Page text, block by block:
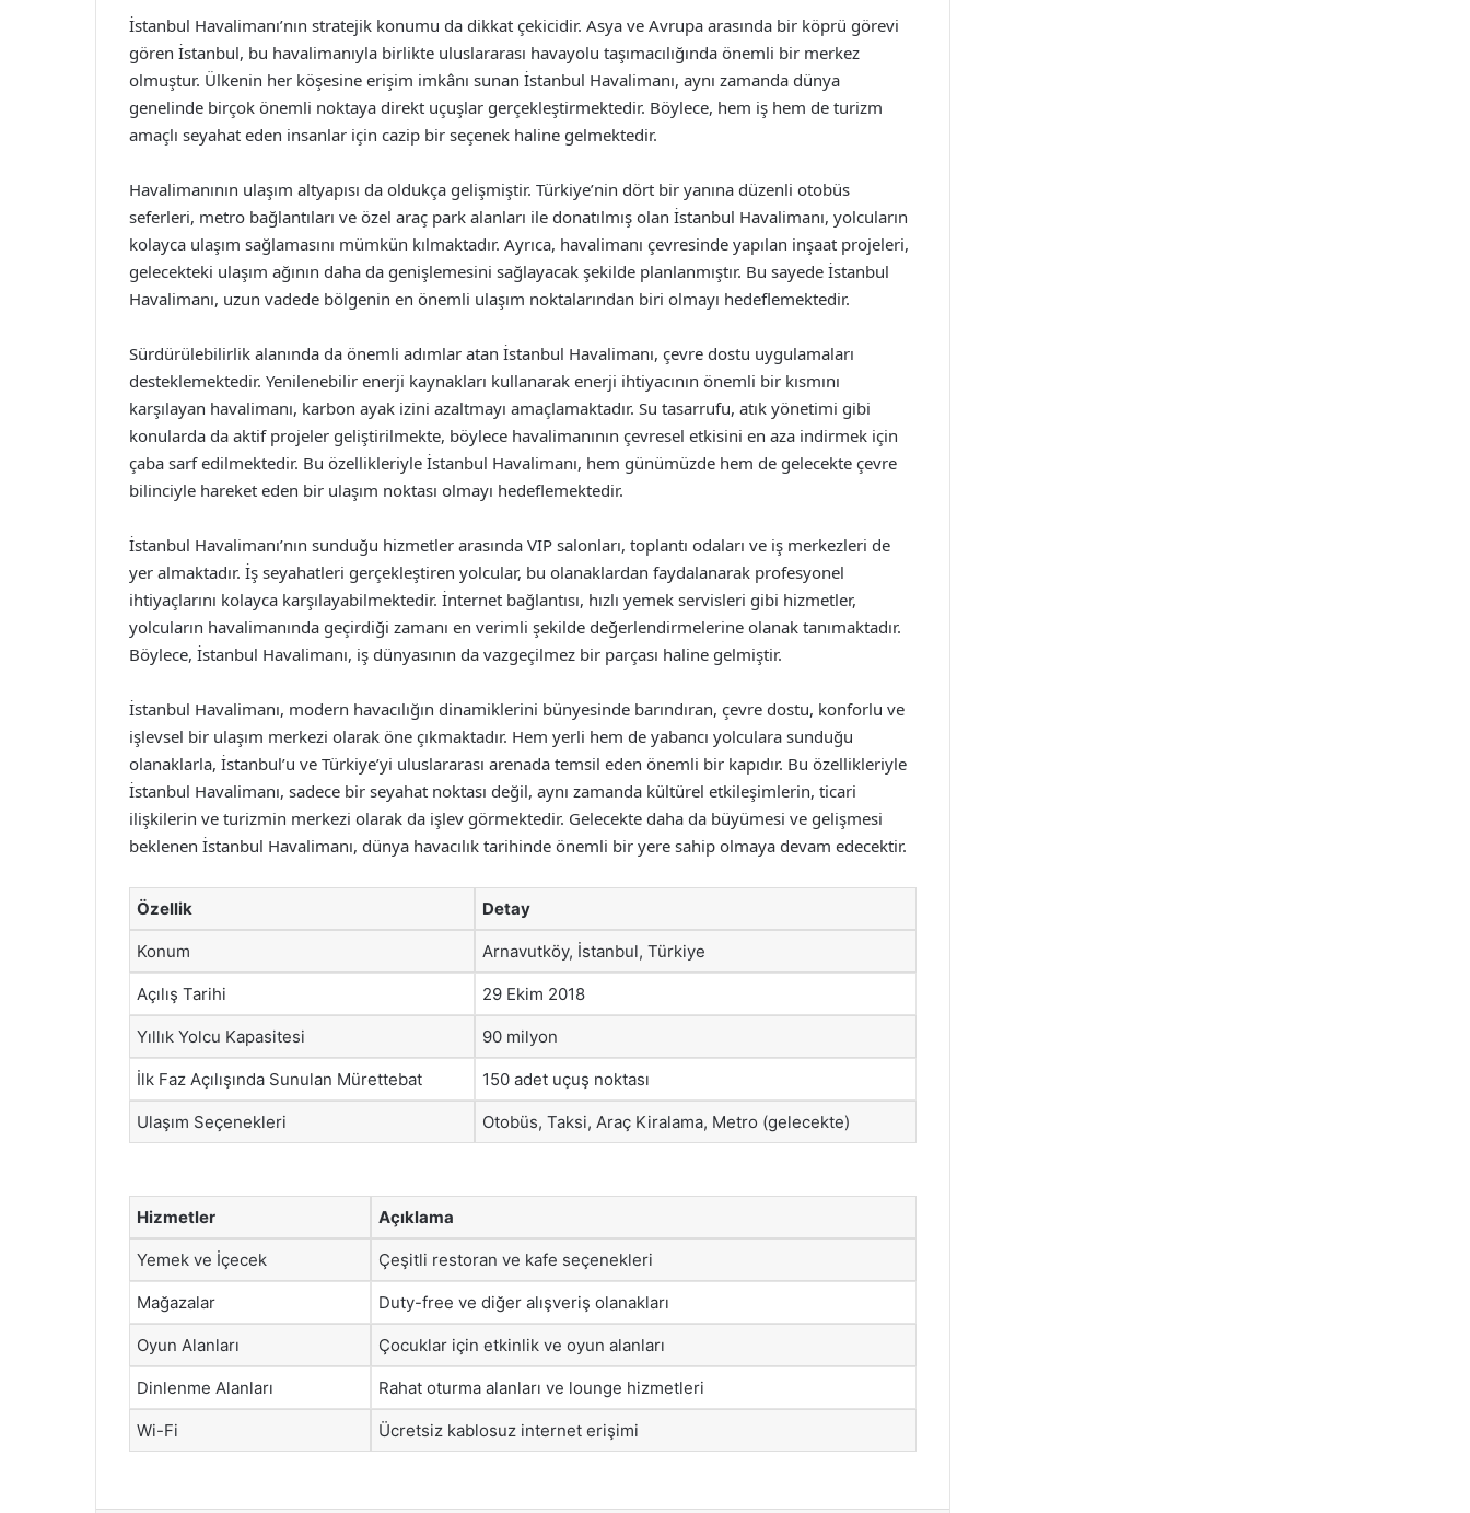
İstanbul Havalimanı’nın stratejik konumu da dikkat çekicidir. Asya ve Avrupa arasında bir köprü görevi
gören İstanbul, bu havalimanıyla birlikte uluslararası havayolu taşımacılığında önemli bir merkez
olmuştur. Ülkenin her köşesine erişim imkânı sunan İstanbul Havalimanı, aynı zamanda dünya
genelinde birçok önemli noktaya direkt uçuşlar gerçekleştirmektedir. Böylece, hem iş hem de turizm
amaçlı seyahat eden insanlar için cazip bir seçenek haline gelmektedir.
Havalimanının ulaşım altyapısı da oldukça gelişmiştir. Türkiye’nin dört bir yanına düzenli otobüs
seferleri, metro bağlantıları ve özel araç park alanları ile donatılmış olan İstanbul Havalimanı, yolcuların
kolayca ulaşım sağlamasını mümkün kılmaktadır. Ayrıca, havalimanı çevresinde yapılan inşaat projeleri,
gelecekteki ulaşım ağının daha da genişlemesini sağlayacak şekilde planlanmıştır. Bu sayede İstanbul
Havalimanı, uzun vadede bölgenin en önemli ulaşım noktalarından biri olmayı hedeflemektedir.
Sürdürülebilirlik alanında da önemli adımlar atan İstanbul Havalimanı, çevre dostu uygulamaları
desteklemektedir. Yenilenebilir enerji kaynakları kullanarak enerji ihtiyacının önemli bir kısmını
karşılayan havalimanı, karbon ayak izini azaltmayı amaçlamaktadır. Su tasarrufu, atık yönetimi gibi
konularda da aktif projeler geliştirilmekte, böylece havalimanının çevresel etkisini en aza indirmek için
çaba sarf edilmektedir. Bu özellikleriyle İstanbul Havalimanı, hem günümüzde hem de gelecekte çevre
bilinciyle hareket eden bir ulaşım noktası olmayı hedeflemektedir.
İstanbul Havalimanı’nın sunduğu hizmetler arasında VIP salonları, toplantı odaları ve iş merkezleri de
yer almaktadır. İş seyahatleri gerçekleştiren yolcular, bu olanaklardan faydalanarak profesyonel
ihtiyaçlarını kolayca karşılayabilmektedir. İnternet bağlantısı, hızlı yemek servisleri gibi hizmetler,
yolcuların havalimanında geçirdiği zamanı en verimli şekilde değerlendirmelerine olanak tanımaktadır.
Böylece, İstanbul Havalimanı, iş dünyasının da vazgeçilmez bir parçası haline gelmiştir.
İstanbul Havalimanı, modern havacılığın dinamiklerini bünyesinde barındıran, çevre dostu, konforlu ve
işlevsel bir ulaşım merkezi olarak öne çıkmaktadır. Hem yerli hem de yabancı yolculara sunduğu
olanaklarla, İstanbul’u ve Türkiye’yi uluslararası arenada temsil eden önemli bir kapıdır. Bu özellikleriyle
İstanbul Havalimanı, sadece bir seyahat noktası değil, aynı zamanda kültürel etkileşimlerin, ticari
ilişkilerin ve turizmin merkezi olarak da işlev görmektedir. Gelecekte daha da büyümesi ve gelişmesi
beklenen İstanbul Havalimanı, dünya havacılık tarihinde önemli bir yere sahip olmaya devam edecektir.
Özellik Detay
Konum Arnavutköy, İstanbul, Türkiye
Açılış Tarihi 29 Ekim 2018
Yıllık Yolcu Kapasitesi 90 milyon
İlk Faz Açılışında Sunulan Mürettebat 150 adet uçuş noktası
Ulaşım Seçenekleri Otobüs, Taksi, Araç Kiralama, Metro (gelecekte)
Hizmetler Açıklama
Yemek ve İçecek Çeşitli restoran ve kafe seçenekleri
Mağazalar Duty-free ve diğer alışveriş olanakları
Oyun Alanları Çocuklar için etkinlik ve oyun alanları
Dinlenme Alanları Rahat oturma alanları ve lounge hizmetleri
Wi-Fi Ücretsiz kablosuz internet erişimi